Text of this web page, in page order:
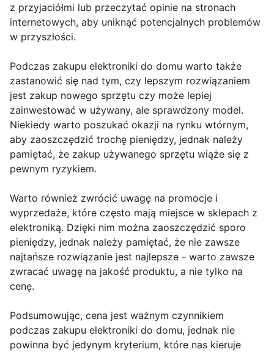
z przyjaciółmi lub przeczytać opinie na stronach
internetowych, aby uniknąć potencjalnych problemów
w przyszłości.
Podczas zakupu elektroniki do domu warto także
zastanowić się nad tym, czy lepszym rozwiązaniem
jest zakup nowego sprzętu czy może lepiej
zainwestować w używany, ale sprawdzony model.
Niekiedy warto poszukać okazji na rynku wtórnym,
aby zaoszczędzić trochę pieniędzy, jednak należy
pamiętać, że zakup używanego sprzętu wiąże się z
pewnym ryzykiem.
Warto również zwrócić uwagę na promocje i
wyprzedaże, które często mają miejsce w sklepach z
elektroniką. Dzięki nim można zaoszczędzić sporo
pieniędzy, jednak należy pamiętać, że nie zawsze
najtańsze rozwiązanie jest najlepsze - warto zawsze
zwracać uwagę na jakość produktu, a nie tylko na
cenę.
Podsumowując, cena jest ważnym czynnikiem
podczas zakupu elektroniki do domu, jednak nie
powinna być jedynym kryterium, które nas kieruje